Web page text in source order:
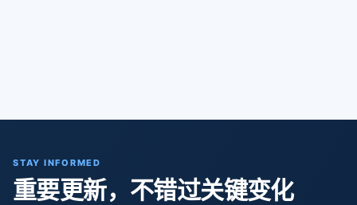
STAY INFORMED
重要更新，不错过关键变化